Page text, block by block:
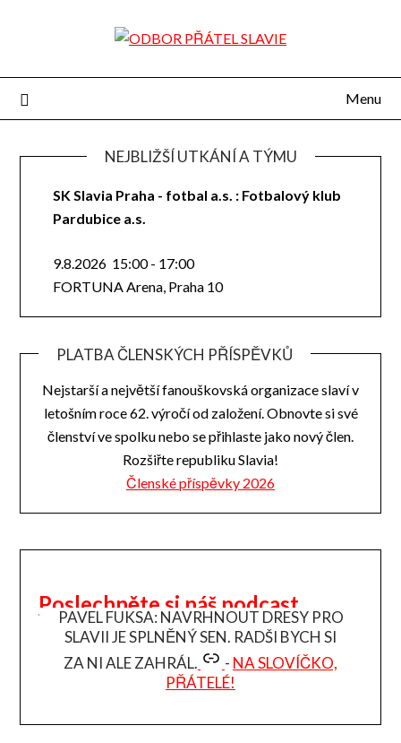
Menu
NEJBLIŽŠÍ UTKÁNÍ A TÝMU
SK Slavia Praha - fotbal a.s. : Fotbalový klub
Pardubice a.s.
9.8.2026 15:00- 17:00
FORTUNA Arena, Praha 10
PLATBA ČLENSKÝCH PŘÍSPĚVKŮ
Nejstarší a největší fanouškovská organizace slaví v
letošním roce 62. výročí od založení. Obnovte si své
členství ve spolku nebo se přihlaste jako nový člen.
Rozšiřte republiku Slavia!
Členské příspěvky 2026
Poslechněte si náš podcast
PAVEL FUKSA: NAVRHNOUT DRESY PRO
SLAVII JE SPLNĚNÝ SEN. RADŠI BYCH SI
ZA NI ALE ZAHRÁL.
- NA SLOVÍČKO,
PŘÁTELÉ!